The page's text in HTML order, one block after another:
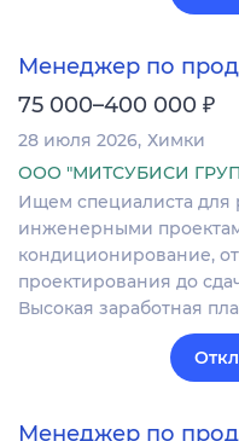
Менеджер по
75 000–400 000 ₽
28 июля 2026 Химки
ООО "МИТСУБИСИ
Ищем специалиста для
инженерными
кондиционирование,
проектирования до
Высокая заработная
Менеджер по